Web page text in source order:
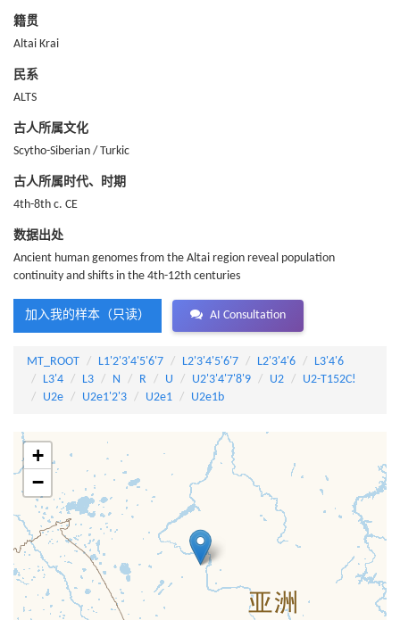
籍贯
Altai Krai
民系
ALTS
古人所属文化
Scytho-Siberian / Turkic
古人所属时代、时期
4th-8th c. CE
数据出处
Ancient human genomes from the Altai region reveal population
continuity and shifts in the 4th-12th centuries
加入我的样本（只读） AI Consultation
MT_ROOT L1'2'3'4'5'6'7 L2'3'4'5'6'7 L2'3'4'6
L3'4'6
L3'4
L3 N R U U2'3'4'7'8'9 U2
U2-T152C!
U2e
U2e1'2'3 U2e1 U2e1b
+
−